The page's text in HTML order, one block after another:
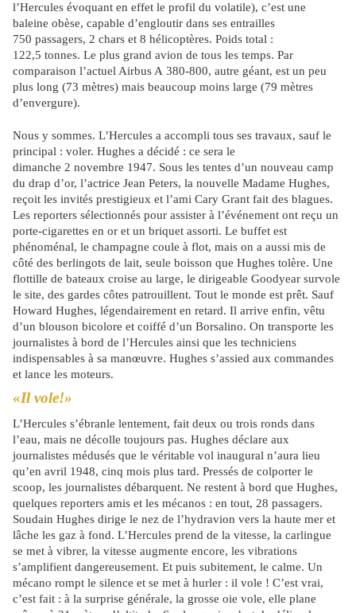
l’Hercules évoquant en effet le profil du volatile), c’est une
baleine obèse, capable d’engloutir dans ses entrailles
750 passagers, 2 chars et 8 hélicoptères. Poids total :
122,5 tonnes. Le plus grand avion de tous les temps. Par
comparaison l’actuel Airbus A 380-800, autre géant, est un peu
plus long (73 mètres) mais beaucoup moins large (79 mètres
d’envergure).
Nous y sommes. L’Hercules a accompli tous ses travaux, sauf le
principal : voler. Hughes a décidé : ce sera le
dimanche 2 novembre 1947. Sous les tentes d’un nouveau camp
du drap d’or, l’actrice Jean Peters, la nouvelle Madame Hughes,
reçoit les invités prestigieux et l’ami Cary Grant fait des blagues.
Les reporters sélectionnés pour assister à l’événement ont reçu un
porte-cigarettes en or et un briquet assorti. Le buffet est
phénoménal, le champagne coule à flot, mais on a aussi mis de
côté des berlingots de lait, seule boisson que Hughes tolère. Une
flottille de bateaux croise au large, le dirigeable Goodyear survole
le site, des gardes côtes patrouillent. Tout le monde est prêt. Sauf
Howard Hughes, légendairement en retard. Il arrive enfin, vêtu
d’un blouson bicolore et coiffé d’un Borsalino. On transporte les
journalistes à bord de l’Hercules ainsi que les techniciens
indispensables à sa manœuvre. Hughes s’assied aux commandes
et lance les moteurs.
«Il vole!»
L’Hercules s’ébranle lentement, fait deux ou trois ronds dans
l’eau, mais ne décolle toujours pas. Hughes déclare aux
journalistes médusés que le véritable vol inaugural n’aura lieu
qu’en avril 1948, cinq mois plus tard. Pressés de colporter le
scoop, les journalistes débarquent. Ne restent à bord que Hughes,
quelques reporters amis et les mécanos : en tout, 28 passagers.
Soudain Hughes dirige le nez de l’hydravion vers la haute mer et
lâche les gaz à fond. L’Hercules prend de la vitesse, la carlingue
se met à vibrer, la vitesse augmente encore, les vibrations
s’amplifient dangereusement. Et puis subitement, le calme. Un
mécano rompt le silence et se met à hurler : il vole ! C’est vrai,
c’est fait : à la surprise générale, la grosse oie vole, elle plane